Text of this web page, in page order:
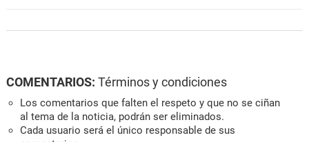
COMENTARIOS: Términos y condiciones
Los comentarios que falten el respeto y que no se ciñan
al tema de la noticia, podrán ser eliminados.
Cada usuario será el único responsable de sus